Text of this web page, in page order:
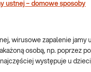
ustnej – domowe sposoby
wirusowe zapalenie
osobą, np. poprzez
występuje u